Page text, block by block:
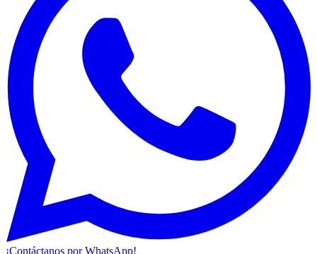
¡Contáctanos por WhatsApp!